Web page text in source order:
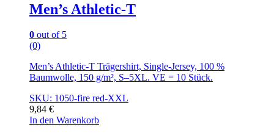
Men’s Athletic-T
0 out of 5
(0)
Men’s Athletic-T Trägershirt, Single-Jersey, 100 %
Baumwolle, 150 g/m², S–5XL. VE = 10 Stück.
SKU: 1050-fire red-XXL
9,84 €
In den Warenkorb